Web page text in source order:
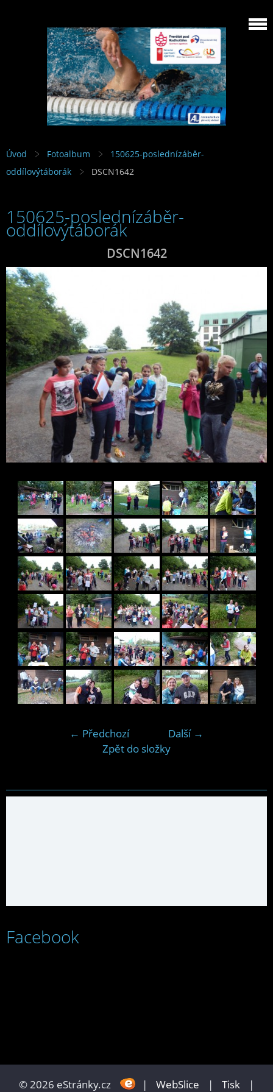
Úvod Fotoalbum
150625-poslednízáběr-
oddílovýtáborák
DSCN1642
150625-poslednízáběr-
oddílovýtáborák
DSCN1642
← Předchozí
Další →
Zpět do složky
Facebook
© 2026 eStránky.cz | WebSlice | Tisk |